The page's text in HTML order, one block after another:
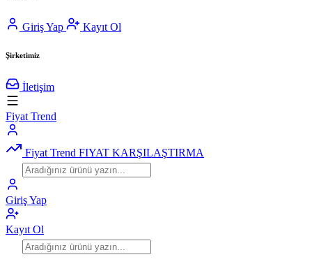
Giriş Yap Kayıt Ol
Şirketimiz
İletişim
Fiyat Trend
Fiyat Trend FIYAT KARŞILAŞTIRMA
Giriş Yap
Kayıt Ol